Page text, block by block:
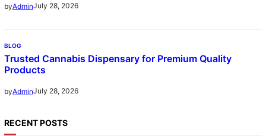
byAdminJuly 28, 2026
BLOG
Trusted Cannabis Dispensary for Premium Quality
Products
byAdminJuly 28, 2026
RECENT POSTS